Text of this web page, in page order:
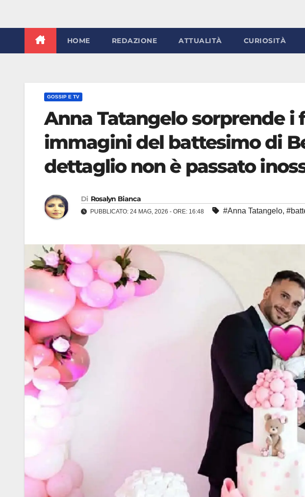
HOME REDAZIONE ATTUALITÀ CURIOSITÀ
GOSSIP E TV
Anna Tatangelo sorprende i
immagini del battesimo di
dettaglio non è passato
Di Rosalyn Bianca
PUBBLICATO: 24 MAG, 2026 - ORE: 16:48 #Anna Tatangelo,